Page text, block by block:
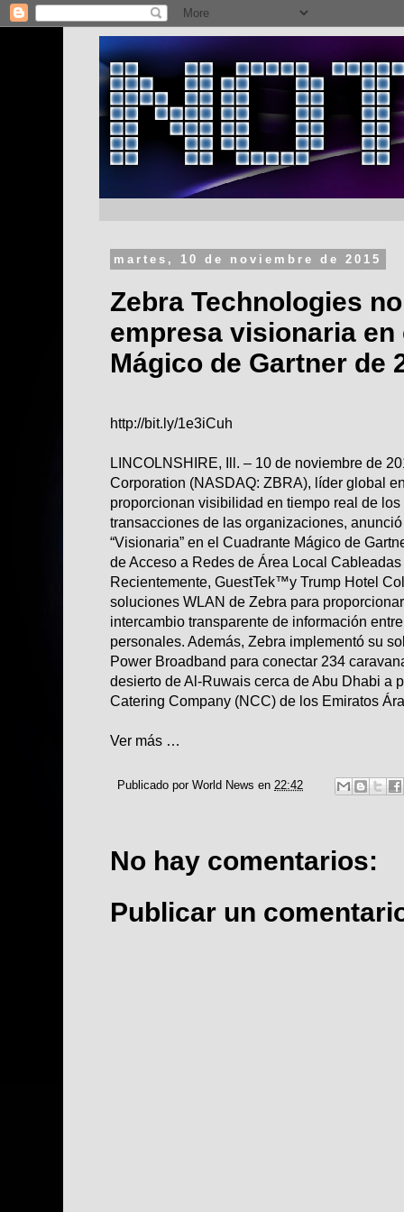
martes, 10 de noviembre de 2015
Zebra Technologies
empresa visionaria en
Mágico de Gartner de
http://bit.ly/1e3iCuh
LINCOLNSHIRE, Ill. – 10 de noviembre de
Corporation (NASDAQ: ZBRA), líder global
proporcionan visibilidad en tiempo real de
transacciones de las organizaciones,
“Visionaria” en el Cuadrante Mágico de
de Acceso a Redes de Área Local
Recientemente, GuestTek™y Trump Hotel
soluciones WLAN de Zebra para
intercambio transparente de información
personales. Además, Zebra implementó su
Power Broadband para conectar 234
desierto de Al-Ruwais cerca de Abu Dhabi a
Catering Company (NCC) de los Emiratos
Ver más …
Publicado por World News en 22:42
No hay comentarios:
Publicar un